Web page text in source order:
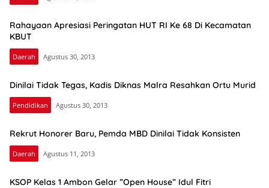
Rahayaan Apresiasi Peringatan HUT RI Ke 68 Di Kecamatan
KBUT
Daerah Agustus 30, 2013
Dinilai Tidak Tegas, Kadis Diknas Malra Resahkan Ortu Murid
Pendidikan Agustus 30, 2013
Rekrut Honorer Baru, Pemda MBD Dinilai Tidak Konsisten
Daerah Agustus 11, 2013
KSOP Kelas 1 Ambon Gelar ”Open House” Idul Fitri